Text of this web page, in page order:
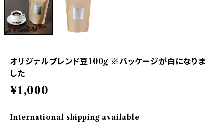
オリジナルブレンド豆100g ※パッケージが白になりま
した
¥1,000
International shipping available